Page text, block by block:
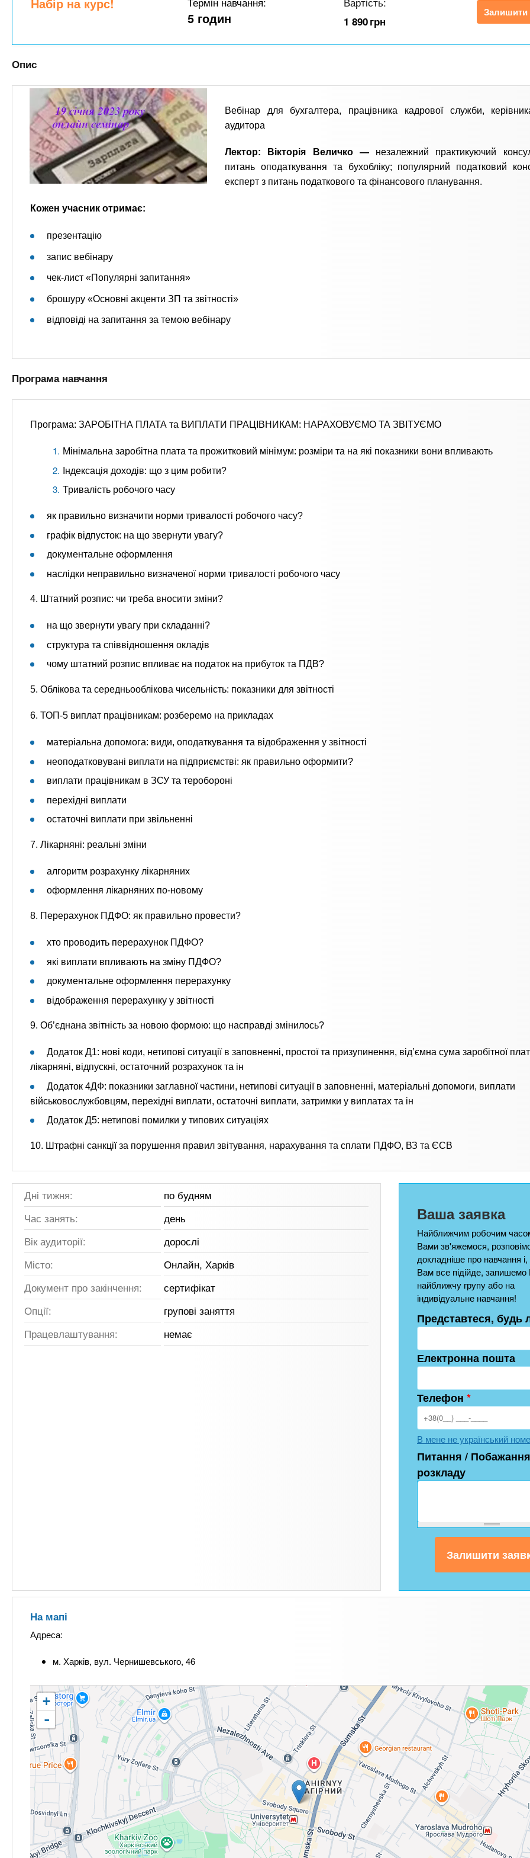
n
t
s
n
o
з
а
к
л
5 годин 1 890грн
Залишити
Опис
Вебінар для бухгалтера, працівника кадрової служби,
аудитора
Лектор: Вікторія Величко —незалежний практикуючий
питань оподаткування та бухобліку; популярний податковий
експерт з питань податкового та фінансового планування.
Кожен учасник отримає:
презентацію
запис вебінару
чек-лист «Популярні запитання»
брошуру «Основні акценти ЗП та звітності»
відповіді на запитання за темою вебінару
Програма навчання
Програма: ЗАРОБІТНА ПЛАТА та ВИПЛАТИ ПРАЦІВНИКАМ: НАРАХОВУЄМО ТА ЗВІТУЄМО
Мінімальна заробітна плата та прожитковий мінімум: розміри та на які показники вони впливають
Індексація доходів: що з цим робити?
Тривалість робочого часу
як правильно визначити норми тривалості робочого часу?
графік відпусток: на що звернути увагу?
документальне оформлення
наслідки неправильно визначеної норми тривалості робочого часу
4. Штатний розпис: чи треба вносити зміни?
на що звернути увагу при складанні?
структура та співвідношення окладів
чому штатний розпис впливає на податок на прибуток та ПДВ?
5. Облікова та середньооблікова чисельність: показники для звітності
6. ТОП-5 виплат працівникам: розберемо на прикладах
матеріальна допомога: види, оподаткування та відображення у звітності
неоподатковувані виплати на підприємстві: як правильно оформити?
виплати працівникам в ЗСУ та теробороні
перехідні виплати
остаточні виплати при звільненні
7. Лікарняні: реальні зміни
алгоритм розрахунку лікарняних
оформлення лікарняних по-новому
8. Перерахунок ПДФО: як правильно провести?
хто проводить перерахунок ПДФО?
які виплати впливають на зміну ПДФО?
документальне оформлення перерахунку
відображення перерахунку у звітності
9. Об’єднана звітність за новою формою: що насправді змінилось?
Додаток Д1: нові коди, нетипові ситуації в заповненні, простої та призупинення, від’ємна сума заробітної
лікарняні, відпускні, остаточний розрахунок та ін
Додаток 4ДФ: показники заглавної частини, нетипові ситуації в заповненні, матеріальні допомоги, виплати
військовослужбовцям, перехідні виплати, остаточні виплати, затримки у виплатах та ін
Додаток Д5: нетипові помилки у типових ситуаціях
10. Штрафні санкції за порушення правил звітування, нарахування та сплати ПДФО, ВЗ та ЄСВ
Дні тижня:
по будням
Час занять:
день
Вік аудиторії:
дорослі
Місто:
Онлайн, Харків
Документ про закінчення:
сертифікат
Опції:
групові заняття
Працевлаштування:
немає
Ваша заявка
Найближчим робочим
Вами зв'яжемося,
докладніше про навчання
Вам все підійде, запишемо
найближчу групу або на
індивідуальне навчання!
Представтеся, будь
Електронна пошта
Телефон *
В мене не український
Питання /
розкладу
На мапі
Адреса:
м. Харків, вул. Чернишевського, 46
+
-